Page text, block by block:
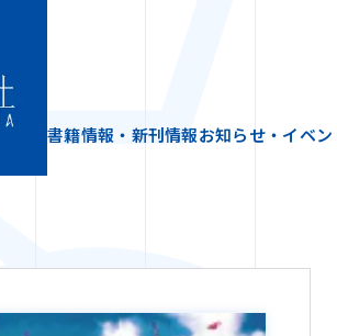
書籍情報・新刊情報お知らせ・イベン